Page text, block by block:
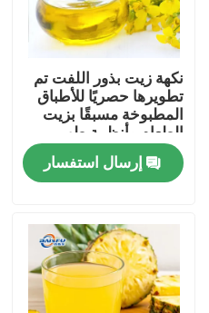
نكهة زيت بذور اللفت تم
تطويرها حصريًا للأطباق
المطبوخة مسبقًا بزيت
الطعام وأنظمة طهي
الطعام الصينية
إرسال استفسار